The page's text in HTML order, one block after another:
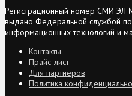
Регистрационный номер СМИ
выдано Федеральной службой
информационных технологий и
Контакты
Прайс-лист
Для партнеров
Политика